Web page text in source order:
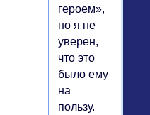
героем»,
но я не
уверен,
что это
было ему
на
пользу.